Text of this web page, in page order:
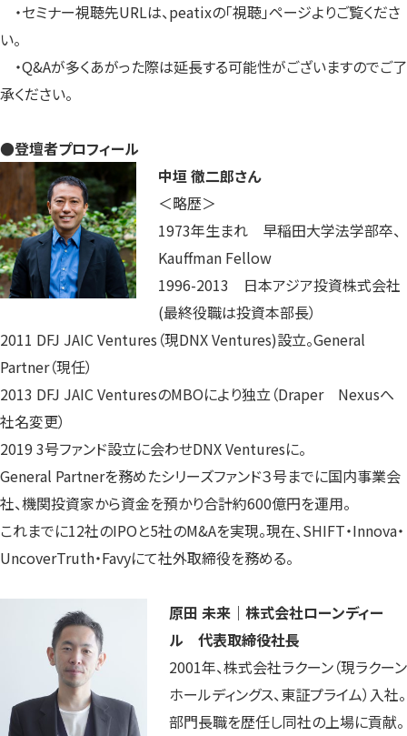
・セミナー視聴先URLは、peatixの「視聴」ページよりご覧くださ
い。
・Q&Aが多くあがった際は延長する可能性がございますのでご了
承ください。
●登壇者プロフィール
中垣 徹二郎さん
＜略歴＞
1973年生まれ 早稲田大学法学部卒、
Kauffman Fellow
1996-2013 日本アジア投資株式会社
(最終役職は投資本部長）
2011 DFJ JAIC Ventures（現DNX Ventures)設立。General
Partner（現任）
2013 DFJ JAIC VenturesのMBOにより独立（Draper Nexusへ
社名変更）
2019 3号ファンド設立に会わせDNX Venturesに。
General Partnerを務めたシリーズファンド３号までに国内事業会
社、機関投資家から資金を預かり合計約600億円を運用。
これまでに12社のIPOと5社のM&Aを実現。現在、SHIFT・Innova・
UncoverTruth・Favyにて社外取締役を務める。
原田 未来｜ 株式会社ローンディー
ル 代表取締役社長
2001年、株式会社ラクーン（現ラクーン
ホールディングス、東証プライム）入社。
部門長職を歴任し同社の上場に貢献。